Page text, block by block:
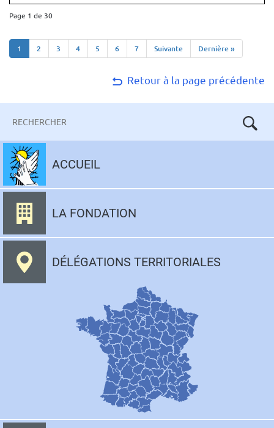
Page 1 de 30
1 2 3 4 5 6 7 Suivante Dernière »
Retour à la page précédente
clés
Aller
contenu
ACCUEIL
LA FONDATION
DÉLÉGATIONS TERRITORIALES